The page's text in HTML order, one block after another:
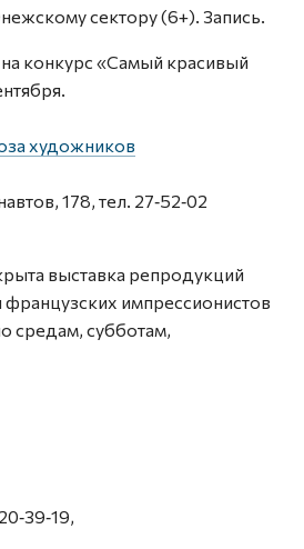
сектору (6+). Запись.
конкурс «Самый красивый
художников
178, тел. 27‑52‑02
выставка репродукций
французских импрессионистов
средам, субботам,